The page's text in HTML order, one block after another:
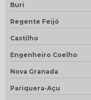
Buri
Regente Feijó
Castilho
Engenheiro Coelho
Nova Granada
Pariquera-Açu